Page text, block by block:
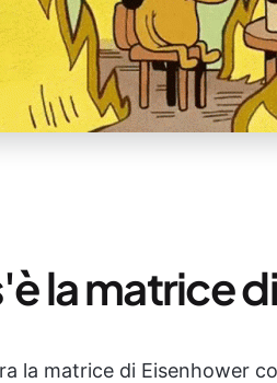
la matrice
la matrice di Eisenhower